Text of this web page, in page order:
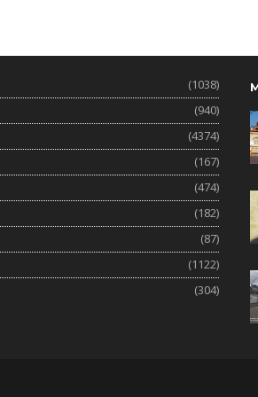
(1038)
(940)
(4374)
(167)
(474)
(182)
(87)
(1122)
(304)